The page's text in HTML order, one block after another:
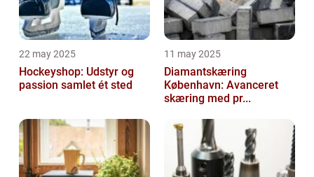
22 may 2025
Hockeyshop: Udstyr og
passion samlet ét sted
11 may 2025
Diamantskæring
København: Avanceret
skæring med pr...